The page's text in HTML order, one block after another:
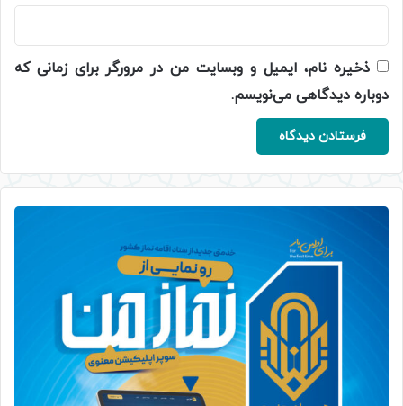
ذخیره نام، ایمیل و وبسایت من در مرورگر برای زمانی که
دوباره دیدگاهی می‌نویسم.